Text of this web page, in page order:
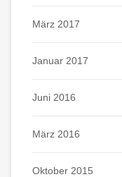
März 2017
Januar 2017
Juni 2016
März 2016
Oktober 2015